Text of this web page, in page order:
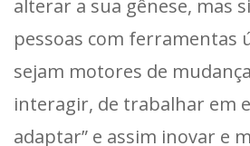
alterar a sua gênese, mas
pessoas com ferramentas
sejam motores de
interagir, de trabalhar em
adaptar” e assim inovar e